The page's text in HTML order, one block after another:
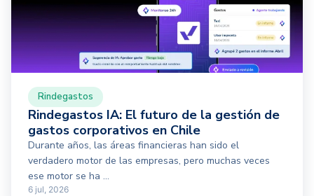
Rindegastos
Rindegastos IA: El futuro de la gestión de
gastos corporativos en Chile
Durante años, las áreas financieras han sido el
verdadero motor de las empresas, pero muchas veces
ese motor se ha ...
6 jul, 2026